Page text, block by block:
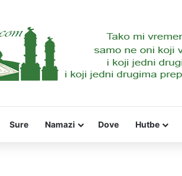
Sure Namazi Dove Hutbe